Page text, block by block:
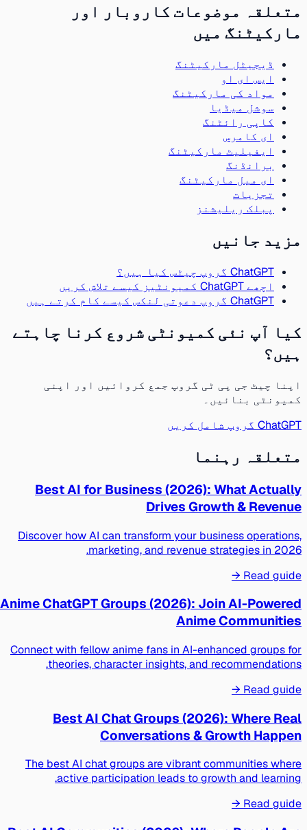
متعلقہ موضوعات کاروبار اور
مارکیٹنگ میں
ڈیجیٹل مارکیٹنگ
ایس ای او
مواد کی مارکیٹنگ
سوشل میڈیا
کاپی رائٹنگ
ای کامرس
ایفیلیٹ مارکیٹنگ
برانڈنگ
ای میل مارکیٹنگ
تجزیات
پبلک ریلیشنز
مزید جانیں
ChatGPT گروپ چیٹس کیا ہیں؟
اچھے ChatGPT کمیونٹیز کیسے تلاش کریں
ChatGPT گروپ دعوتی لنکس کیسے کام کرتے ہیں
کیا آپ نئی کمیونٹی شروع کرنا چاہتے
ہیں؟
اپنا چیٹ جی پی ٹی گروپ جمع کروائیں اور اپنی
کمیونٹی بنائیں۔
ChatGPT گروپ شامل کریں
متعلقہ رہنما
Best AI for Business (2026): What Actually
Drives Growth & Revenue
Discover how AI can transform your business operations,
marketing, and revenue strategies in 2026.
Read guide →
Anime ChatGPT Groups (2026): Join AI-Powered
Anime Communities
Connect with fellow anime fans in AI-enhanced groups for
theories, character insights, and recommendations.
Read guide →
Best AI Chat Groups (2026): Where Real
Conversations & Growth Happen
The best AI chat groups are vibrant communities where
active participation leads to growth and learning.
Read guide →